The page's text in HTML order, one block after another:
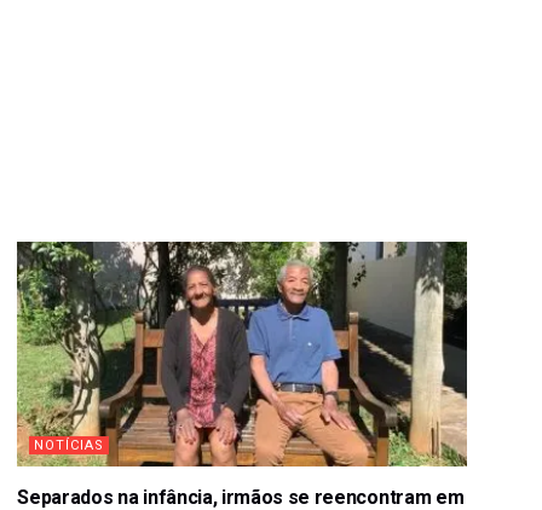
NOTÍCIAS
Separados na infância, irmãos se reencontram em